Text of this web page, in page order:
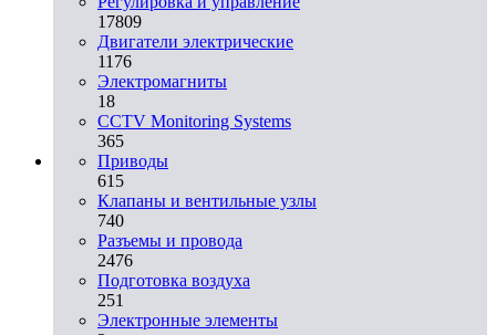
17809
Двигатели электрические
1176
Электромагниты
18
CCTV Monitoring Systems
365
Приводы
615
Клапаны и вентильные узлы
740
Разъемы и провода
2476
Подготовка воздуха
251
Электронные элементы